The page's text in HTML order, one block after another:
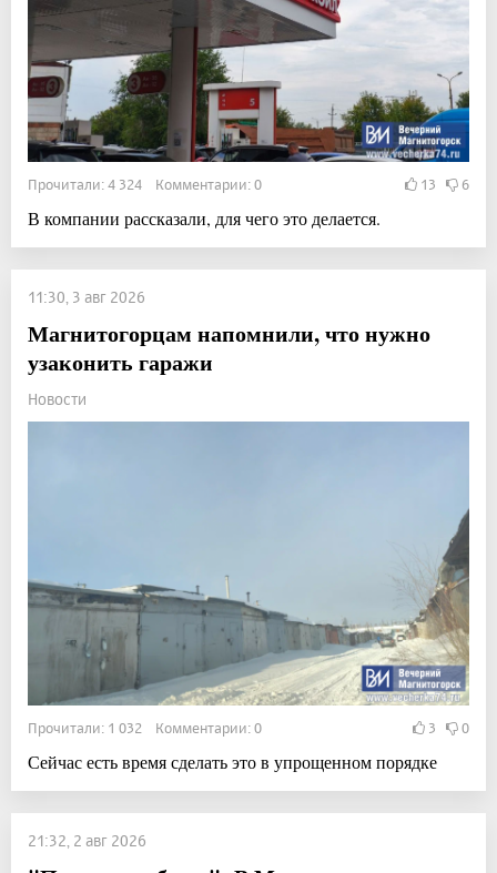
Прочитали: 4 324 Комментарии: 0 13 6
В компании рассказали, для чего это делается.
11:30, 3 авг 2026
Магнитогорцам напомнили, что нужно
узаконить гаражи
Новости
Прочитали: 1 032 Комментарии: 0 3 0
Сейчас есть время сделать это в упрощенном порядке
21:32, 2 авг 2026